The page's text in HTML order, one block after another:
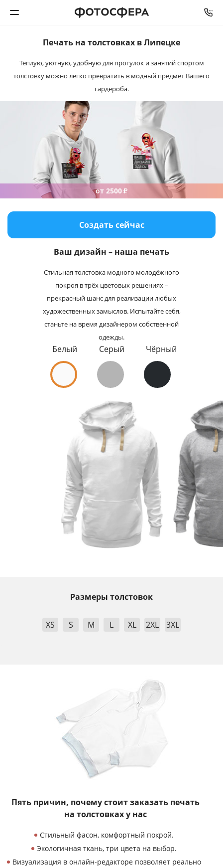
Фотокниги
Календари
Интерьерная печать
Фотоподарки
Багетная мастерская
Полиграфия
Услуги и сервис
Печать на толстовках в Липецке
Тёплую, уютную, удобную для прогулок и занятий спортом
толстовку можно легко превратить в модный предмет Вашего
гардероба.
Создать сейчас
от 2500₽
Ваш дизайн – наша печать
Стильная толстовка модного молодёжного
покроя в трёх цветовых решениях –
прекрасный шанс для реализации любых
художественных замыслов. Испытайте себя,
станьте на время дизайнером собственной
одежды.
Размеры толстовок
XS S M L XL 2XL 3XL
Пять причин, почемустоит заказать печать
на толстовках у нас
Стильный фасон, комфортный покрой.
Экологичная ткань, три цвета на выбор.
Визуализация в онлайн-редакторе позволяет реально